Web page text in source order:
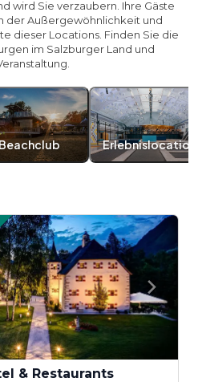
wird Sie verzaubern. Ihre Gäste
der Außergewöhnlichkeit und
dieser Locations. Finden Sie die
im Salzburger Land und
Erlebnislocation
& Restaurants